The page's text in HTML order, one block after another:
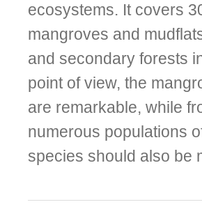
ecosystems. It covers
mangroves and
and secondary forests
point of view, the
are remarkable, while
numerous populations
species should also be